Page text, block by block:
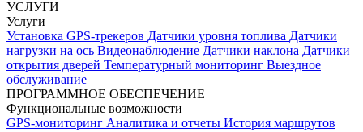
УСЛУГИ
Услуги
Установка GPS-трекеров Датчики уровня топлива Датчики
нагрузки на ось Видеонаблюдение Датчики наклона Датчики
открытия дверей Температурный мониторинг Выездное
обслуживание
ПРОГРАММНОЕ ОБЕСПЕЧЕНИЕ
Функциональные возможности
GPS-мониторинг Аналитика и отчеты История маршрутов